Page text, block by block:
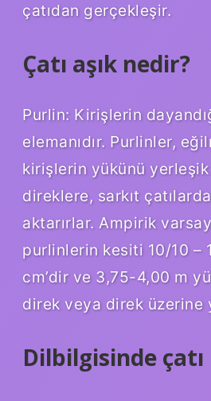
çatıdan gerçekleşir.
Çatı aşık nedir?
Purlin: Kirişlerin
elemanıdır. Purlinler,
kirişlerin yükünü yerleşik
direklere, sarkıt
aktarırlar. Ampirik
purlinlerin kesiti 10/10 –
cm’dir ve 3,75-4,00 m
direk veya direk üzerine
Dilbilgisinde